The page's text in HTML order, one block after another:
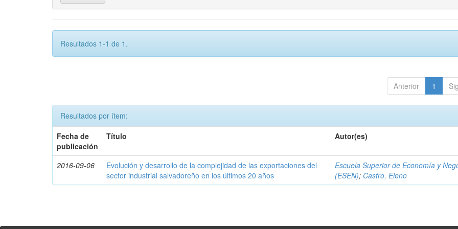
Resultados 1-1 de 1.
Anterior 1
Resultados por ítem:
Fecha de
publicación
Título Autor(es)
2016-09-06
Evolución y desarrollo de la complejidad de las exportaciones del
sector industrial salvadoreño en los últimos 20 años
Escuela Superior de Economía y
(ESEN); Castro, Eleno